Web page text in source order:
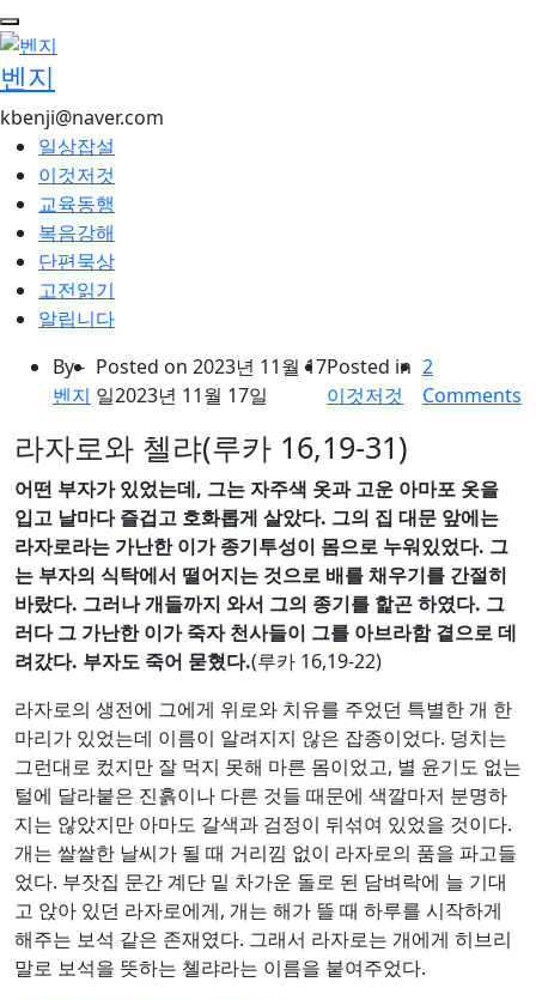
콘
텐
츠
로
건
너
뛰
기
벤지
kbenji@naver.com
일상잡설
이것저것
교육동행
복음강해
단편묵상
고전읽기
알립니다
By -
벤지
Posted on2023년 11월 17
일2023년 11월 17일
Posted in
이것저것
2
Comments
라자로와 첼랴(루카 16,19-31)
어떤 부자가 있었는데, 그는 자주색 옷과 고운 아마포 옷을
입고 날마다 즐겁고 호화롭게 살았다. 그의 집 대문 앞에는
라자로라는 가난한 이가 종기투성이 몸으로 누워있었다. 그
는 부자의 식탁에서 떨어지는 것으로 배를 채우기를 간절히
바랐다. 그러나 개들까지 와서 그의 종기를 핥곤 하였다. 그
러다 그 가난한 이가 죽자 천사들이 그를 아브라함 곁으로 데
려갔다. 부자도 죽어 묻혔다.(루카 16,19-22)
라자로의 생전에 그에게 위로와 치유를 주었던 특별한 개 한
마리가 있었는데 이름이 알려지지 않은 잡종이었다. 덩치는
그런대로 컸지만 잘 먹지 못해 마른 몸이었고, 별 윤기도 없는
털에 달라붙은 진흙이나 다른 것들 때문에 색깔마저 분명하
지는 않았지만 아마도 갈색과 검정이 뒤섞여 있었을 것이다.
개는 쌀쌀한 날씨가 될 때 거리낌 없이 라자로의 품을 파고들
었다. 부잣집 문간 계단 밑 차가운 돌로 된 담벼락에 늘 기대
고 앉아 있던 라자로에게, 개는 해가 뜰 때 하루를 시작하게
해주는 보석 같은 존재였다. 그래서 라자로는 개에게 히브리
말로 보석을 뜻하는 쳴랴라는 이름을 붙여주었다.